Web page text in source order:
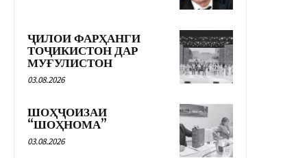
ҶИЛОИ ФАРҲАНГИ
ТОҶИКИСТОН ДАР
МУҒУЛИСТОН
03.08.2026
ШОҲҶОИЗАИ
“ШОҲНОМА”
03.08.2026